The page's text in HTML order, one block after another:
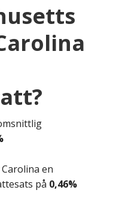
en
på 0,46%